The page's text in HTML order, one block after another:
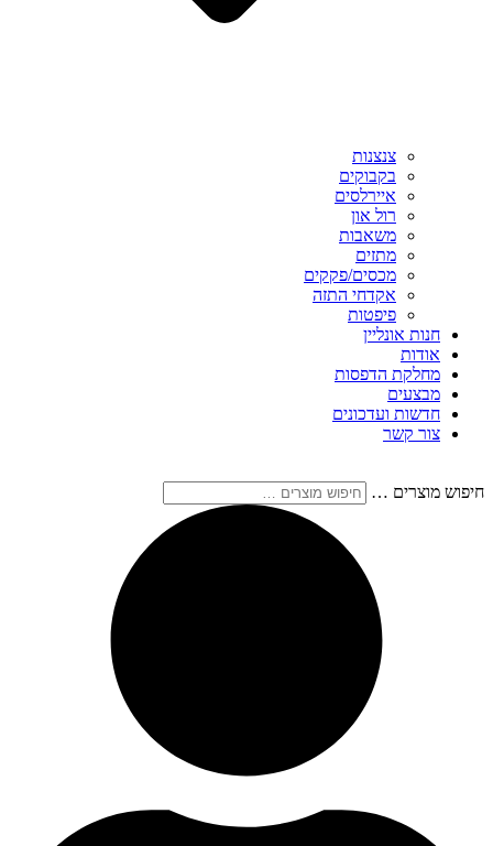
צנצנות
בקבוקים
איירלסים
רול און
משאבות
מתזים
מכסים/פקקים
אקדחי התזה
פיפטות
חנות אונליין
אודות
מחלקת הדפסות
מבצעים
חדשות ועדכונים
צור קשר
חיפוש מוצרים …